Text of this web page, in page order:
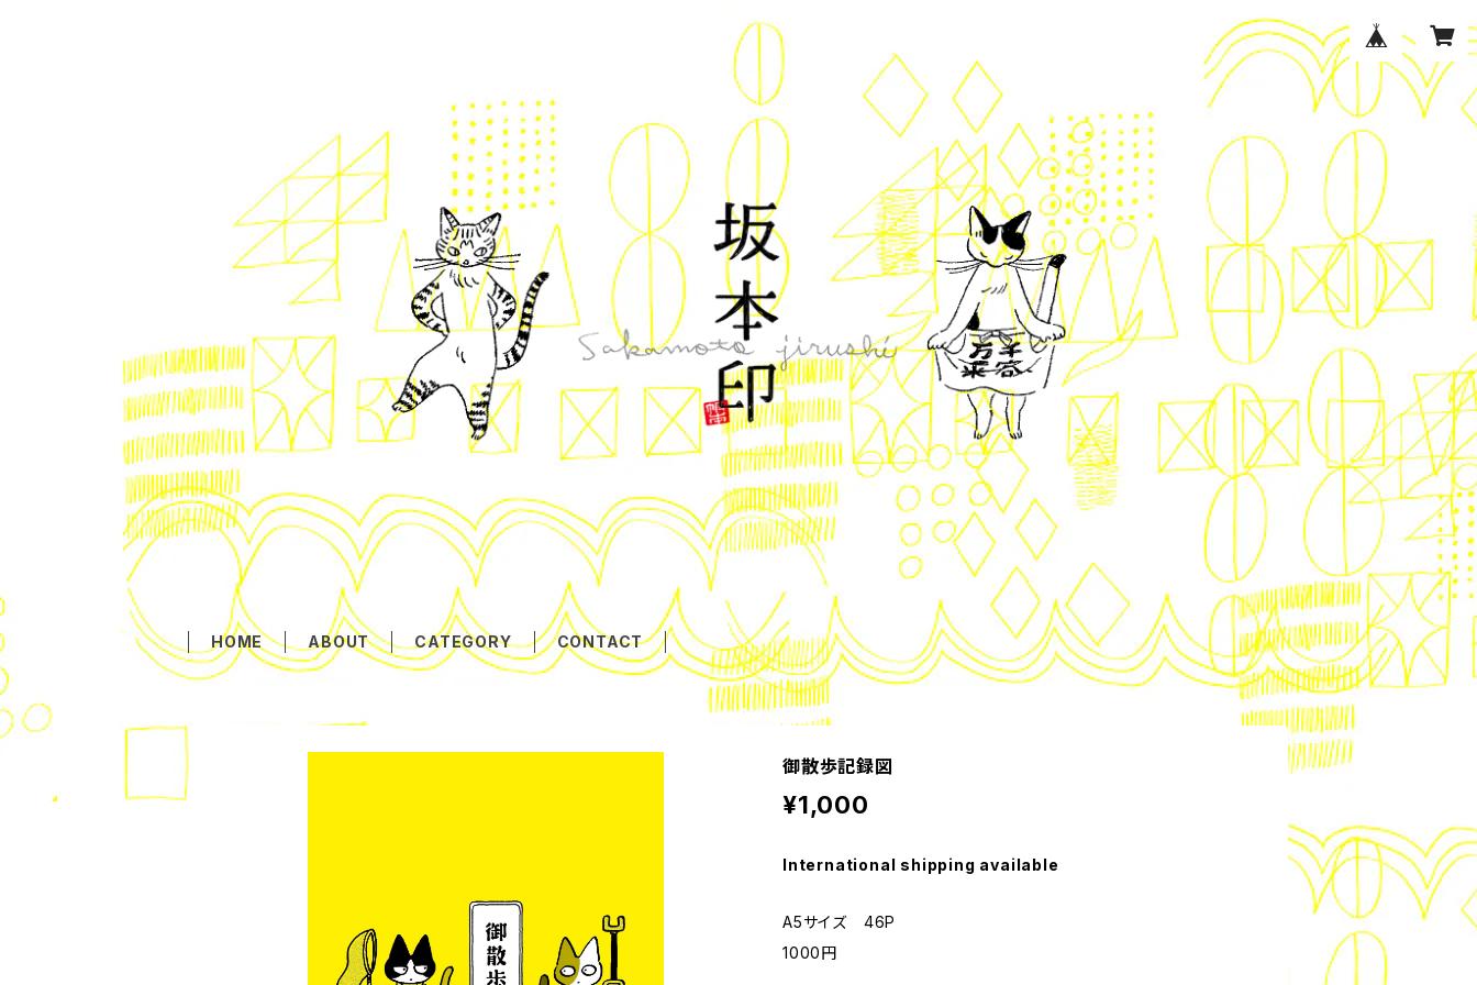
HOME ABOUT CATEGORY CONTACT
御散歩記録図
¥1,000
International shipping available
A5サイズ 46P
1000円